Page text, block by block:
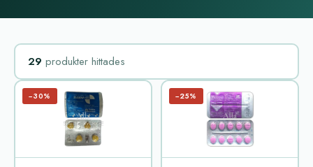
29 produkter hittades
−30% −25%